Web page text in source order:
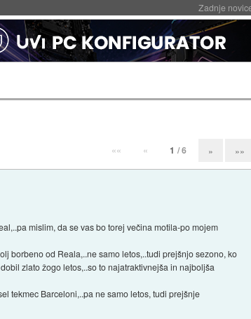
Zadnje
«« « 1 / 6 » »»
mislim, da se vas bo torej večina motila-po mojem
borbeno od Reala,..ne samo letos,..tudi prejšnjo sezono, ko
zlato žogo letos,..so to najatraktivnejša in najboljša
tekmec Barceloni,..pa ne samo letos, tudi prejšnje